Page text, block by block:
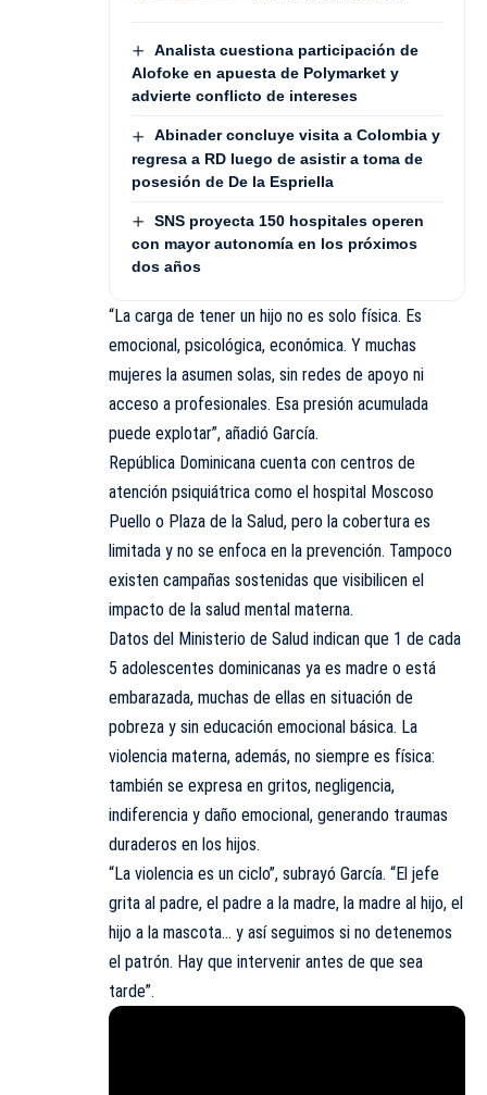
Analista cuestiona participación de
Alofoke en apuesta de Polymarket y
advierte conflicto de intereses
Abinader concluye visita a Colombia y
regresa a RD luego de asistir a toma de
posesión de De la Espriella
SNS proyecta 150 hospitales operen
con mayor autonomía en los próximos
dos años
“La carga de tener un hijo no es solo física. Es
emocional, psicológica, económica. Y muchas
mujeres la asumen solas, sin redes de apoyo ni
acceso a profesionales. Esa presión acumulada
puede explotar”, añadió García.
República Dominicana cuenta con centros de
atención psiquiátrica como el hospital Moscoso
Puello o Plaza de la Salud, pero la cobertura es
limitada y no se enfoca en la prevención. Tampoco
existen campañas sostenidas que visibilicen el
impacto de la salud mental materna.
Datos del Ministerio de Salud indican que 1 de cada
5 adolescentes dominicanas ya es madre o está
embarazada, muchas de ellas en situación de
pobreza y sin educación emocional básica. La
violencia materna, además, no siempre es física:
también se expresa en gritos, negligencia,
indiferencia y daño emocional, generando traumas
duraderos en los hijos.
“La violencia es un ciclo”, subrayó García. “El jefe
grita al padre, el padre a la madre, la madre al hijo, el
hijo a la mascota… y así seguimos si no detenemos
el patrón. Hay que intervenir antes de que sea
tarde”.